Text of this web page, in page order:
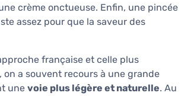
crème onctueuse. Enfin, une pincée
assez pour que la saveur des
française et celle plus
a souvent recours à une grande
une voie plus légère et naturelle. Au